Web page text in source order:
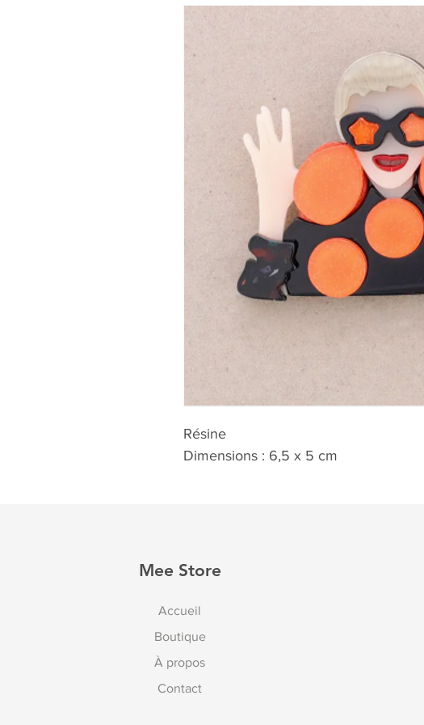
Résine
Dimensions : 6,5 x 5 cm
Mee Store
Accueil
Boutique
À propos
Contact